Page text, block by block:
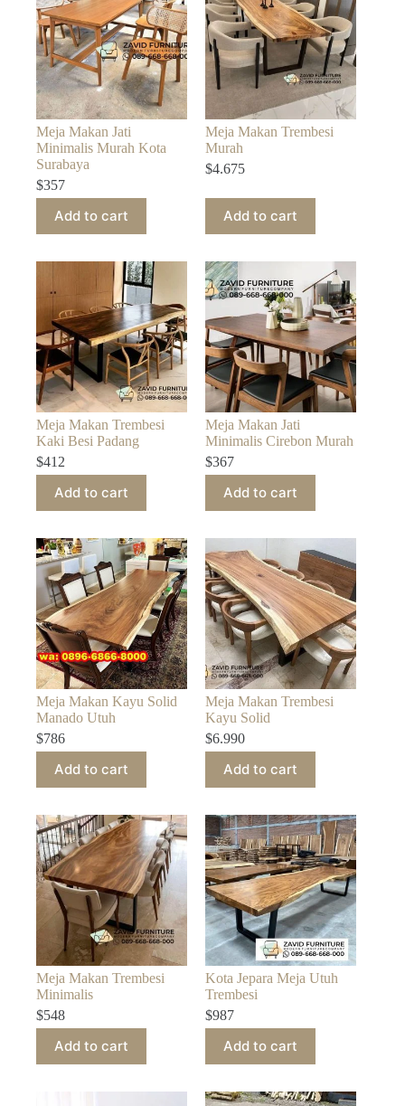
Meja Makan Jati
Minimalis Murah Kota
Surabaya
$357
Add to cart
Meja Makan Trembesi
Murah
$4.675
Add to cart
Meja Makan Trembesi
Kaki Besi Padang
$412
Add to cart
Meja Makan Jati
Minimalis Cirebon Murah
$367
Add to cart
Meja Makan Kayu Solid
Manado Utuh
$786
Add to cart
Meja Makan Trembesi
Kayu Solid
$6.990
Add to cart
Meja Makan Trembesi
Minimalis
$548
Add to cart
Kota Jepara Meja Utuh
Trembesi
$987
Add to cart